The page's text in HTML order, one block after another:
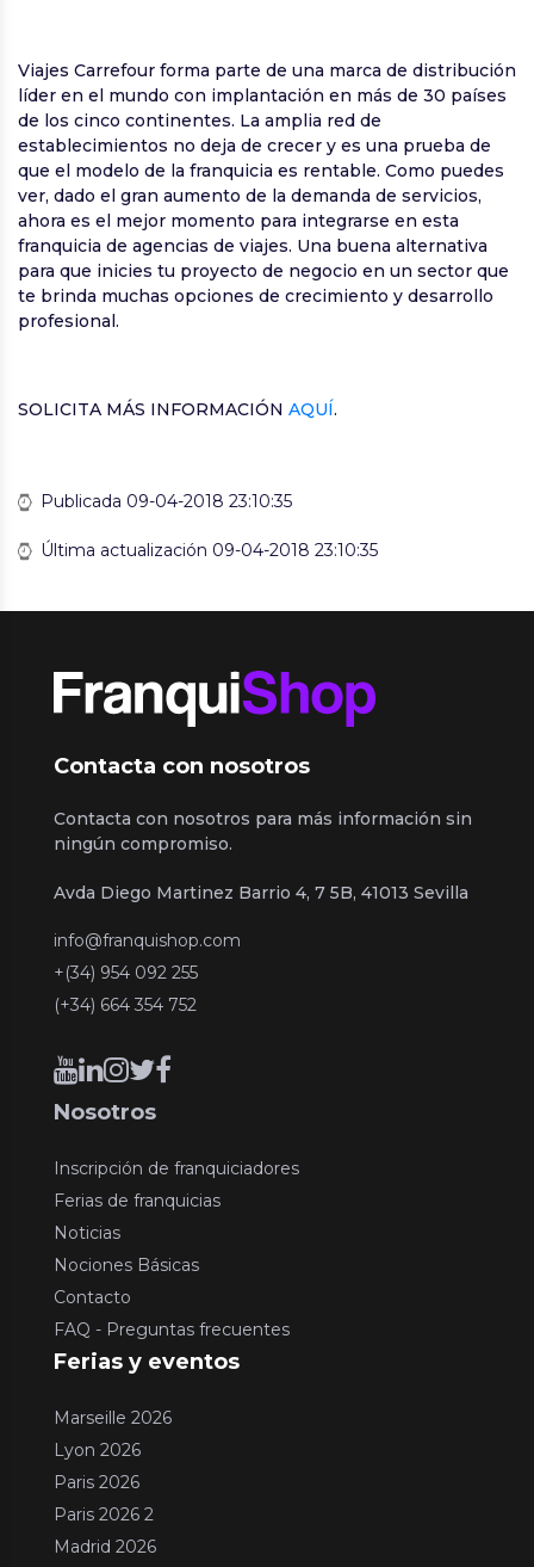
Viajes Carrefour forma parte de una marca de distribución
líder en el mundo con implantación en más de 30 países
de los cinco continentes. La amplia red de
establecimientos no deja de crecer y es una prueba de
que el modelo de la franquicia es rentable. Como puedes
ver, dado el gran aumento de la demanda de servicios,
ahora es el mejor momento para integrarse en esta
franquicia de agencias de viajes. Una buena alternativa
para que inicies tu proyecto de negocio en un sector que
te brinda muchas opciones de crecimiento y desarrollo
profesional.
SOLICITA MÁS INFORMACIÓN AQUÍ.
Publicada 09-04-2018 23:10:35
Última actualización 09-04-2018 23:10:35
Contacta con nosotros
Contacta con nosotros para más información sin
ningún compromiso.
Avda Diego Martinez Barrio 4, 7 5B, 41013 Sevilla
info@franquishop.com
+(34) 954 092 255
(+34) 664 354 752
Nosotros
Inscripción de franquiciadores
Ferias de franquicias
Noticias
Nociones Básicas
Contacto
FAQ - Preguntas frecuentes
Ferias y eventos
Marseille 2026
Lyon 2026
Paris 2026
Paris 2026 2
Madrid 2026